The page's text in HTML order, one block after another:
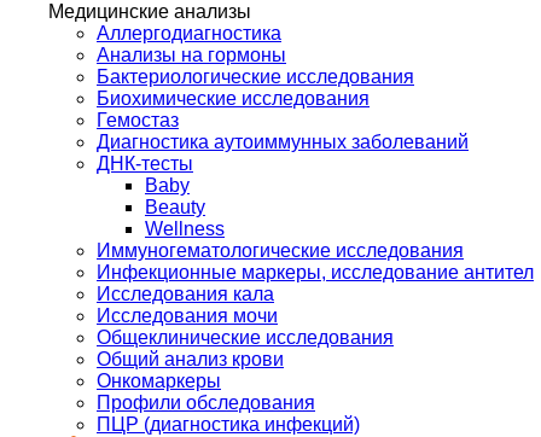
Медицинские анализы
Аллергодиагностика
Анализы на гормоны
Бактериологические исследования
Биохимические исследования
Гемостаз
Диагностика аутоиммунных заболеваний
ДНК-тесты
Baby
Beauty
Wellness
Иммуногематологические исследования
Инфекционные маркеры, исследование антител
Исследования кала
Исследования мочи
Общеклинические исследования
Общий анализ крови
Онкомаркеры
Профили обследования
ПЦР (диагностика инфекций)